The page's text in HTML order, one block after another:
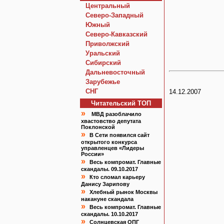
Центральный
Северо-Западный
Южный
Северо-Кавказский
Приволжский
Уральский
Сибирский
Дальневосточный
Зарубежье
СНГ
Читательский TOП
»
МВД разоблачило
хвастовство депутата
Поклонской
»
В Сети появился сайт
открытого конкурса
управленцев «Лидеры
России»
»
Весь компромат. Главные
скандалы. 09.10.2017
»
Кто сломал карьеру
Данису Зарипову
»
Хлебный рынок Москвы
накануне скандала
»
Весь компромат. Главные
скандалы. 10.10.2017
» Солнцевская ОПГ
14.12.2007